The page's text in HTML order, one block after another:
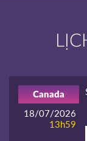
Chương trình cao
Kinh nghiệm du
XEM THÊM
18/07/2026
13h59
Canada